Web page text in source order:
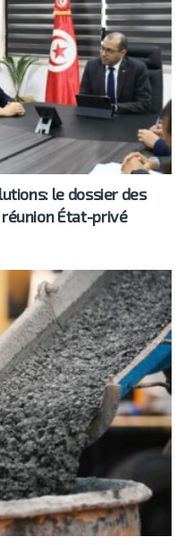
le dossier des
État-privé